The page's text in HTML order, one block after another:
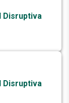
Disruptiva
Disruptiva